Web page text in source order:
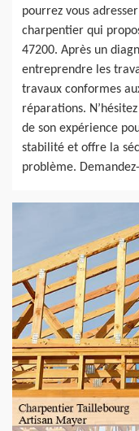
pourrez vous
charpentier qui
47200. Après un
entreprendre les
travaux conformes
réparations.
de son expérience
stabilité et offre la
problème.